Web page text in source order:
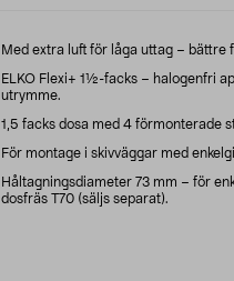
Med extra luft för låga uttag – bättre
ELKO Flexi+ 1½-facks – halogenfri
utrymme.
1,5 facks dosa med 4 förmonterade
För montage i skivväggar med
Håltagningsdiameter 73 mm – för
dosfräs T70 (säljs separat).